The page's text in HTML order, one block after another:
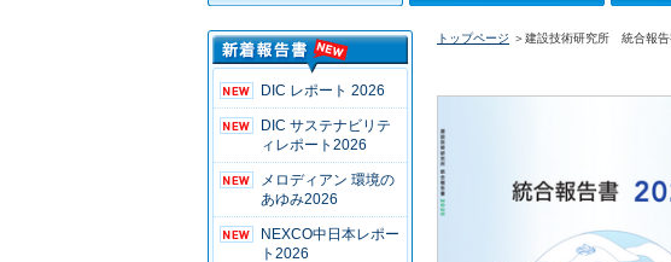
DIC レポート 2026
DIC サステナビリテ
ィレポート2026
メロディアン 環境の
あゆみ2026
NEXCO中日本レポー
ト2026
トップページ ＞建設技術研究所 統合報